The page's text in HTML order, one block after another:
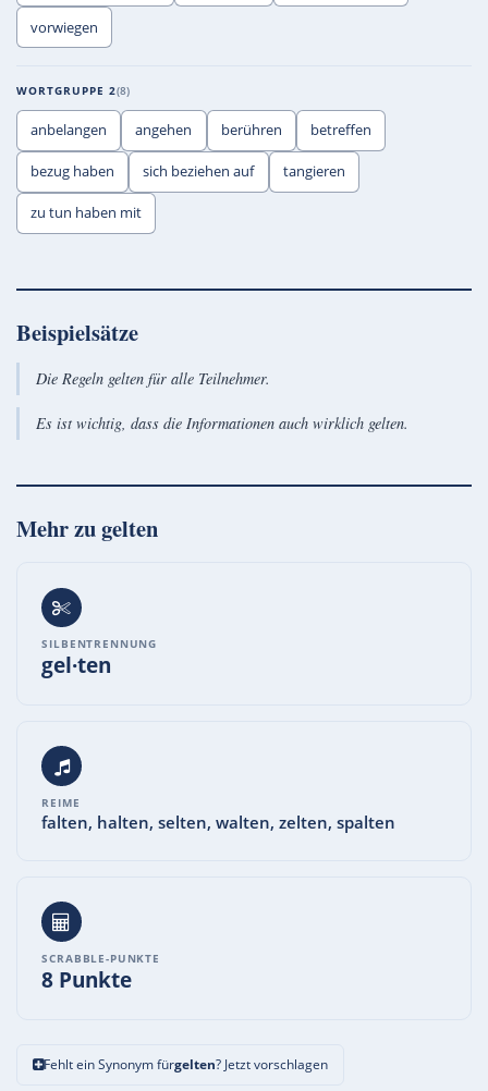
vorwiegen
WORTGRUPPE 2 8
anbelangen angehen berühren betreffen
bezug haben sich beziehen auf tangieren
zu tun haben mit
Beispielsätze
Die Regeln gelten für alle Teilnehmer.
Es ist wichtig, dass die Informationen auch wirklich gelten.
Mehr zugelten
SILBENTRENNUNG
gel·ten
REIME
falten, halten, selten, walten, zelten, spalten
SCRABBLE-PUNKTE
8 Punkte
Fehlt ein Synonym fürgelten? Jetzt vorschlagen